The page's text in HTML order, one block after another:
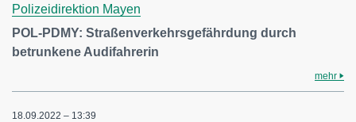
Polizeidirektion Mayen
POL-PDMY: Straßenverkehrsgefährdung durch
betrunkene Audifahrerin
mehr
18.09.2022 – 13:39